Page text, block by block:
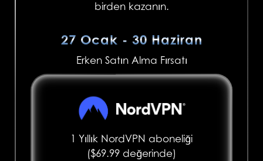
birden kazanın.
27 Ocak - 30 Haziran
Erken Satın Alma Fırsatı
1 Yıllık NordVPN aboneliği
($69.99 değerinde)